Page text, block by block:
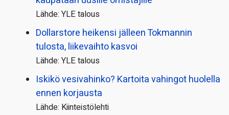
Lähde: YLE talous
Dollarstore heikensi jälleen Tokmannin
tulosta, liikevaihto kasvoi
Lähde: YLE talous
Iskikö vesivahinko? Kartoita vahingot huolella
ennen korjausta
Lähde: Kiinteistölehti